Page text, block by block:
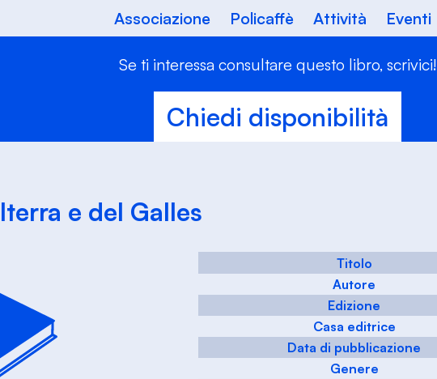
Associazione Policaffè Attività Eventi
Se ti interessa consultare questo libro, scrivici!
Chiedi disponibilità
e del Galles
Titolo
Autore
Edizione
Casa editrice
Data di pubblicazione
Genere